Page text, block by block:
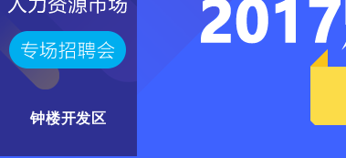
钟楼开发区